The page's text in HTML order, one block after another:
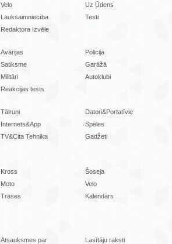
Velo
Uz Ūdens
Lauksaimniecība
Testi
Redaktora Izvēle
Avārijas
Policija
Satiksme
Garāžā
Militāri
Autoklubi
Reakcijas tests
Tālruņi
Datori&Portatīvie
Internets&App
Spēles
TV&Cita Tehnika
Gadžeti
Kross
Šoseja
Moto
Velo
Trases Kalendārs
Atsauksmes par Lasītāju raksti